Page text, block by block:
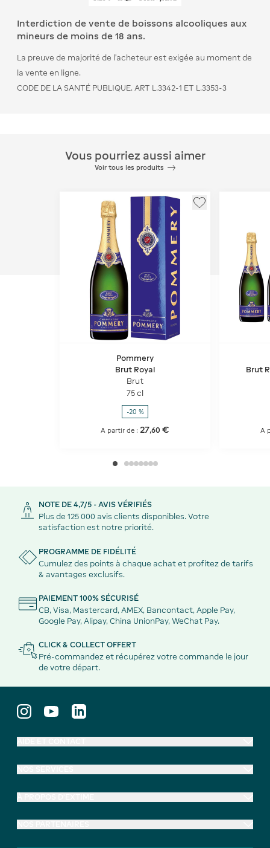
Interdiction de vente de boissons alcooliques aux
mineurs de moins de 18 ans.
La preuve de majorité de l’acheteur est exigée au moment de
la vente en ligne.
CODE DE LA SANTÉ PUBLIQUE. ART L.3342-1 ET L.3353-3
Vous pourriez aussi aimer
Voir tous les produits
Pommery
Brut Royal
Brut
75 cl
-20 %
A partir de : 27,60 €
Brut
A
NOTE DE 4,7/5 - AVIS VÉRIFIÉS
Plus de 125 000 avis clients disponibles. Votre
satisfaction est notre priorité.
PROGRAMME DE FIDÉLITÉ
Cumulez des points à chaque achat et profitez de tarifs
& avantages exclusifs.
PAIEMENT 100% SÉCURISÉ
CB, Visa, Mastercard, AMEX, Bancontact, Apple Pay,
Google Pay, Alipay, China UnionPay, WeChat Pay.
CLICK & COLLECT OFFERT
Pré-commandez et récupérez votre commande le jour
de votre départ.